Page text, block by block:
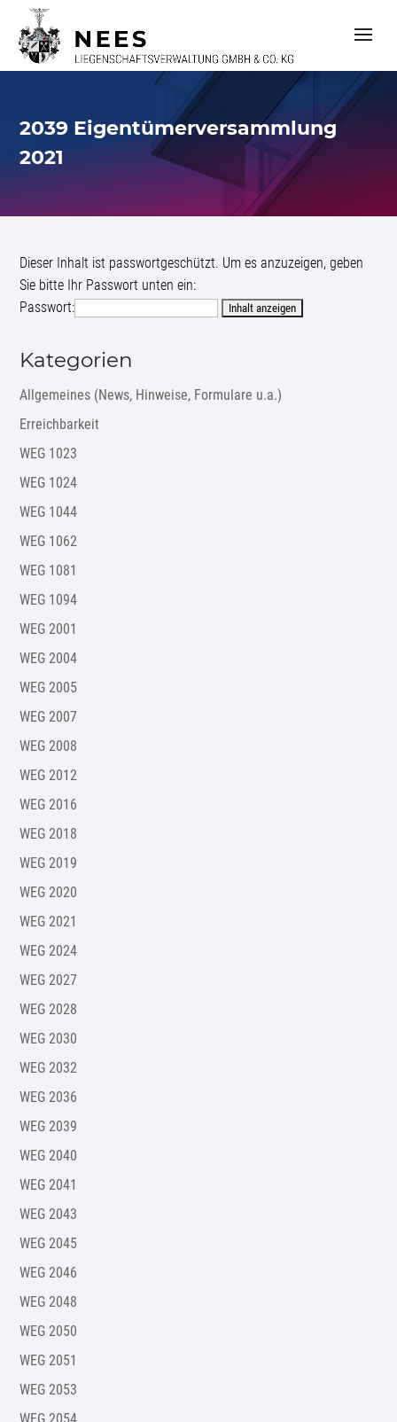
t
2039 Eigentümerversammlung
2021
Kategorien
Allgemeines (News, Hinweise, Formulare u.a.)
Erreichbarkeit
WEG 1023
WEG 1024
WEG 1044
WEG 1062
WEG 1081
WEG 1094
WEG 2001
WEG 2004
WEG 2005
WEG 2007
WEG 2008
WEG 2012
WEG 2016
WEG 2018
WEG 2019
WEG 2020
WEG 2021
WEG 2024
WEG 2027
WEG 2028
WEG 2030
WEG 2032
WEG 2036
WEG 2039
WEG 2040
WEG 2041
WEG 2043
WEG 2045
WEG 2046
WEG 2048
WEG 2050
WEG 2051
WEG 2053
Dieser Inhalt ist passwortgeschützt. Um es anzuzeigen, geben
Sie bitte Ihr Passwort unten ein:
Passwort: